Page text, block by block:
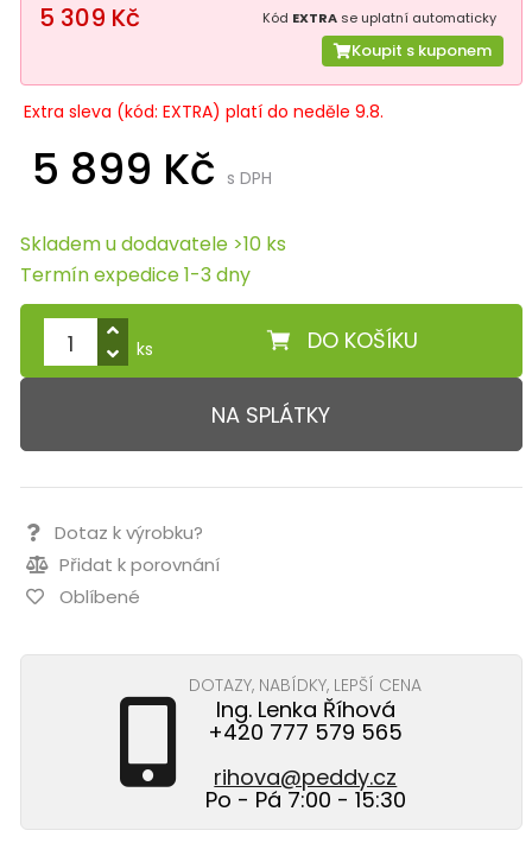
5 309 Kč Kód EXTRA se uplatní automaticky
Koupit s kuponem
Extra sleva (kód: EXTRA) platí do neděle 9.8.
5 899 Kč s DPH
Skladem u dodavatele >10 ks
Termín expedice 1-3 dny
DO KOŠÍKU
ks
NA SPLÁTKY
Dotaz k výrobku?
Přidat k porovnání
Oblíbené
DOTAZY, NABÍDKY, LEPŠÍ CENA
Ing. Lenka Říhová
+420 777 579 565
rihova@peddy.cz
Po - Pá 7:00 - 15:30